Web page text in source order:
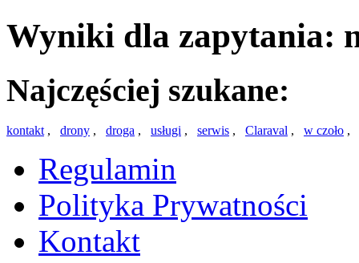
Wyniki dla zapytania:
Najczęściej szukane:
kontakt, drony , droga , usługi , serwis , Claraval , w czoło ,
Regulamin
Polityka Prywatności
Kontakt